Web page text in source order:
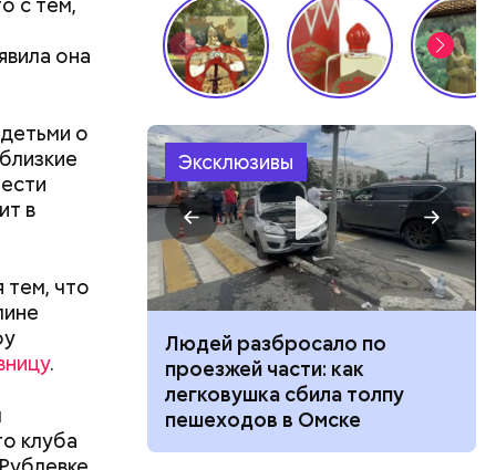
она
о
в
тем, что
.
клуба
Эксклюзивы
поможет ли
сбросить
Людей разбросало по
проезжей части: как
легковушка сбила толпу
пешеходов в Омске